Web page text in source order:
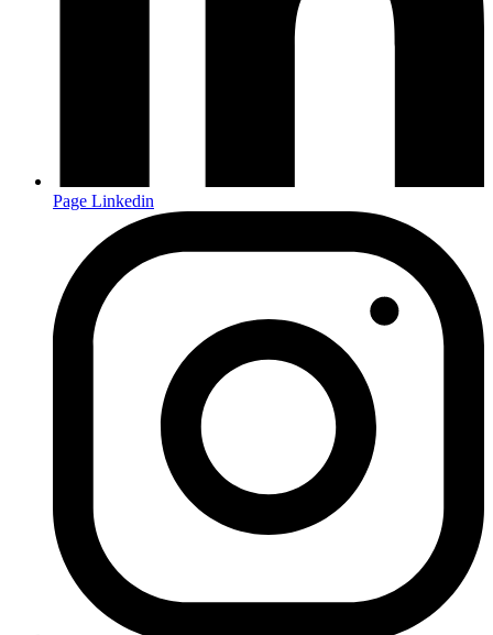
Page Linkedin